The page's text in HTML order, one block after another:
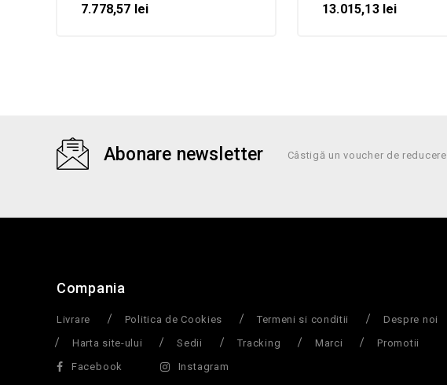
7.778,57 lei 13.015,13 lei
Abonare newsletter Câstigă un voucher de reducere.
Compania
Livrare Politica de Cookies Termeni si conditii Despre noi
Harta site-ului
Sedii Tracking Marci
Promotii
Facebook
Instagram